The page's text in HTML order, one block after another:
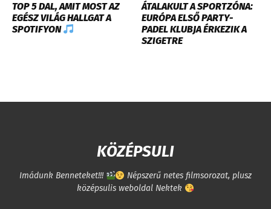
TOP 5 DAL, AMIT MOST AZ
EGÉSZ VILÁG HALLGAT A
SPOTIFYON
ÁTALAKULT A SPORTZÓNA:
EURÓPA ELSŐ PARTY-
PADEL KLUBJA ÉRKEZIK A
SZIGETRE
KÖZÉPSULI
Imádunk Benneteket!!!
Népszerű netes filmsorozat, plusz
középsulis weboldal Nektek